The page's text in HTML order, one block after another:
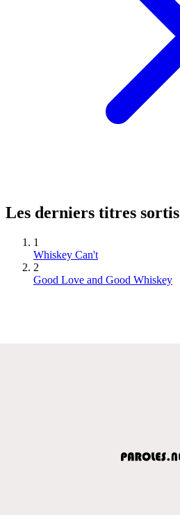
Les derniers titres sortis
1
Whiskey Can't
2
Good Love and Good Whiskey